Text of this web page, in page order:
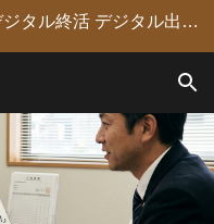
山口市 生前整理 アドバイザー【デジタル終活 デジタル出版 デジタルシニア編集長】定年後の人生の物語を「最高のデジタル資産」に編集・昇華。 古いネガやVHSのデジタル化からプロの構成による自分史動画制作、終活事務までトータルサポート。 長年のキャリアを持つプロがあなたの想いの継承を全力で支援します。